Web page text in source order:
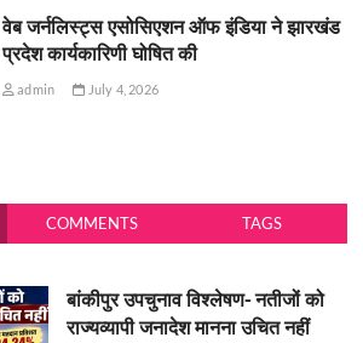
वेब जर्नलिस्ट्स एसोसिएशन ऑफ इंडिया ने झारखंड
प्रदेश कार्यकारिणी घोषित की
admin July 4, 2026
COMMENTS TAGS
बांकीपुर उपचुनाव विश्लेषण- नतीजों को
राज्यव्यापी जनादेश मानना उचित नहीं